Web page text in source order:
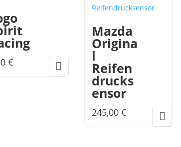
€
Mazda
Origina
l
Reifen
drucks
ensor
245,00€